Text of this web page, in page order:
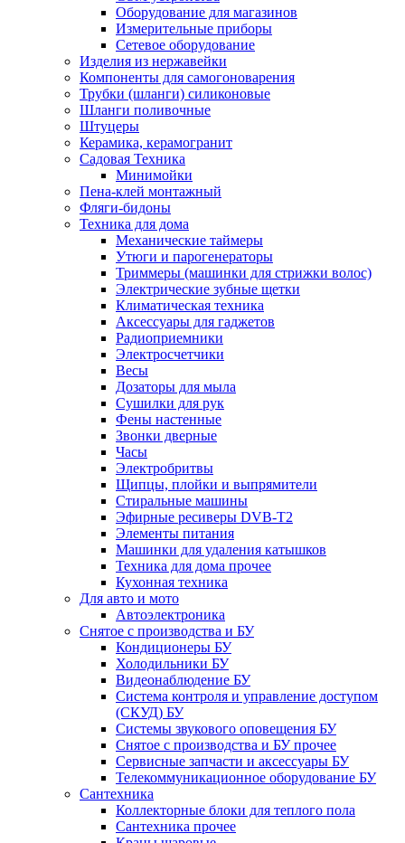
Оборудование для магазинов
Измерительные приборы
Сетевое оборудование
Изделия из нержавейки
Компоненты для самогоноварения
Трубки (шланги) силиконовые
Шланги поливочные
Штуцеры
Керамика, керамогранит
Садовая Техника
Минимойки
Пена-клей монтажный
Фляги-бидоны
Техника для дома
Механические таймеры
Утюги и парогенераторы
Триммеры (машинки для стрижки волос)
Электрические зубные щетки
Климатическая техника
Аксессуары для гаджетов
Радиоприемники
Электросчетчики
Весы
Дозаторы для мыла
Сушилки для рук
Фены настенные
Звонки дверные
Часы
Электробритвы
Щипцы, плойки и выпрямители
Стиральные машины
Эфирные ресиверы DVB-T2
Элементы питания
Машинки для удаления катышков
Техника для дома прочее
Кухонная техника
Для авто и мото
Автоэлектроника
Снятое с производства и БУ
Кондиционеры БУ
Холодильники БУ
Видеонаблюдение БУ
Система контроля и управление доступом
(СКУД) БУ
Системы звукового оповещения БУ
Снятое с производства и БУ прочее
Сервисные запчасти и аксессуары БУ
Телекоммуникационное оборудование БУ
Сантехника
Коллекторные блоки для теплого пола
Сантехника прочее